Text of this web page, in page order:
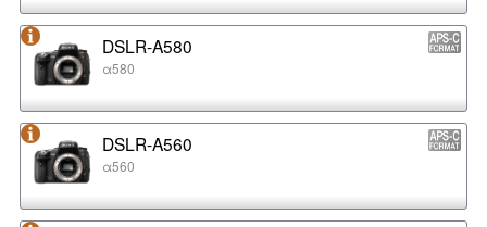
DSLR-A580
α580
DSLR-A560
α560